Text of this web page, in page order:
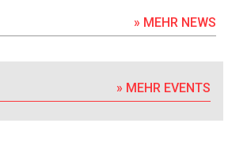
» MEHR NEWS
» MEHR EVENTS